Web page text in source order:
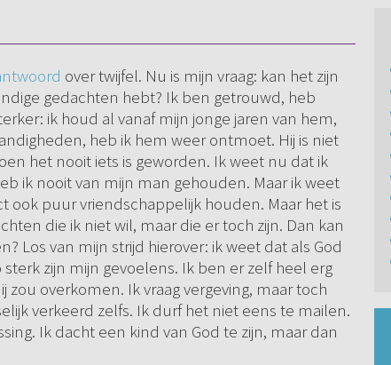
over twijfel. Nu is mijn vraag: kan het zijn
gedachten hebt? Ik ben getrouwd, heb
ik houd al vanaf mijn jonge jaren van hem,
heb ik hem weer ontmoet. Hij is niet
het nooit iets is geworden. Ik weet nu dat ik
ik nooit van mijn man gehouden. Maar ik weet
puur vriendschappelijk houden. Maar het is
die ik niet wil, maar die er toch zijn. Dan kan
Los van mijn strijd hierover: ik weet dat als God
zijn mijn gevoelens. Ik ben er zelf heel erg
overkomen. Ik vraag vergeving, maar toch
verkeerd zelfs. Ik durf het niet eens te mailen.
Ik dacht een kind van God te zijn, maar dan